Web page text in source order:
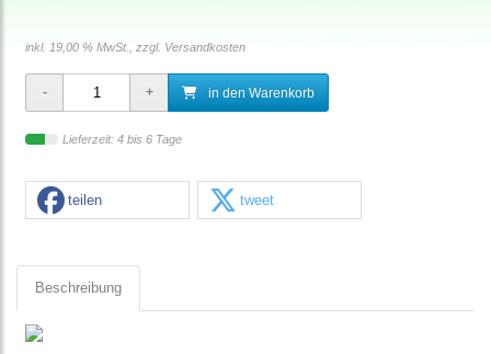
inkl. 19,00 % MwSt., zzgl. Versandkosten
in den Warenkorb
Lieferzeit: 4 bis 6 Tage
teilen tweet
Beschreibung